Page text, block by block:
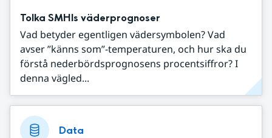
Tolka SMHIs väderprognoser
Vad betyder egentligen vädersymbolen? Vad
avser ”känns som”-temperaturen, och hur ska du
förstå nederbördsprognosens procentsiffror? I
denna vägled...
Data